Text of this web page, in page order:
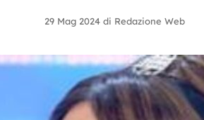
29 Mag 2024 di Redazione Web